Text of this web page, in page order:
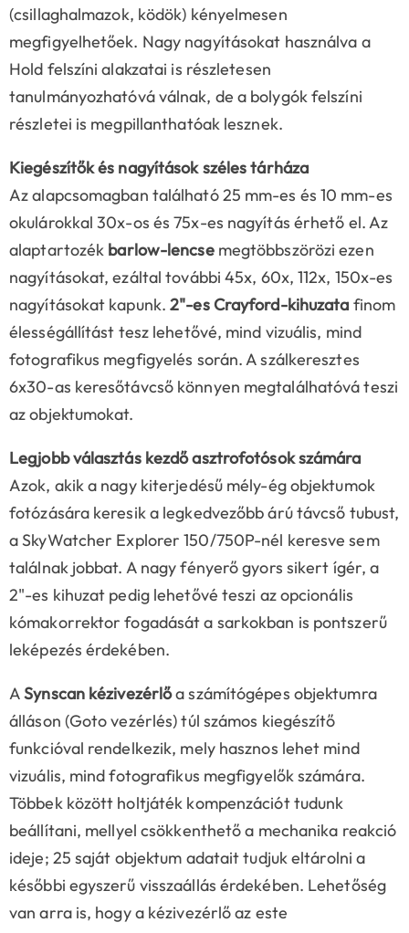
(csillaghalmazok, ködök) kényelmesen
megfigyelhetőek. Nagy nagyításokat használva a
Hold felszíni alakzatai is részletesen
tanulmányozhatóvá válnak, de a bolygók felszíni
részletei is megpillanthatóak lesznek.
Kiegészítők és nagyítások széles tárháza
Az alapcsomagban található 25 mm-es és 10 mm-es
okulárokkal 30x-os és 75x-es nagyítás érhető el. Az
alaptartozék barlow-lencsemegtöbbszörözi ezen
nagyításokat, ezáltal további 45x, 60x, 112x, 150x-es
nagyításokat kapunk.2"-es Crayford-kihuzata finom
élességállítást tesz lehetővé, mind vizuális, mind
fotografikus megfigyelés során. A szálkeresztes
6x30-as keresőtávcső könnyen megtalálhatóvá teszi
az objektumokat.
Legjobb választás kezdő asztrofotósok számára
Azok, akik a nagy kiterjedésű mély-ég objektumok
fotózására keresik a legkedvezőbb árú távcső tubust,
a SkyWatcher Explorer 150/750P-nél keresve sem
találnak jobbat. A nagy fényerő gyors sikert ígér, a
2"-es kihuzat pedig lehetővé teszi az opcionális
kómakorrektor fogadását a sarkokban is pontszerű
leképezés érdekében.
ASynscan kézivezérlőa számítógépes objektumra
álláson (Goto vezérlés) túl számos kiegészítő
funkcióval rendelkezik, mely hasznos lehet mind
vizuális, mind fotografikus megfigyelők számára.
Többek között holtjáték kompenzációt tudunk
beállítani, mellyel csökkenthető a mechanika reakció
ideje; 25 saját objektum adatait tudjuk eltárolni a
későbbi egyszerű visszaállás érdekében. Lehetőség
van arra is, hogy a kézivezérlő az este